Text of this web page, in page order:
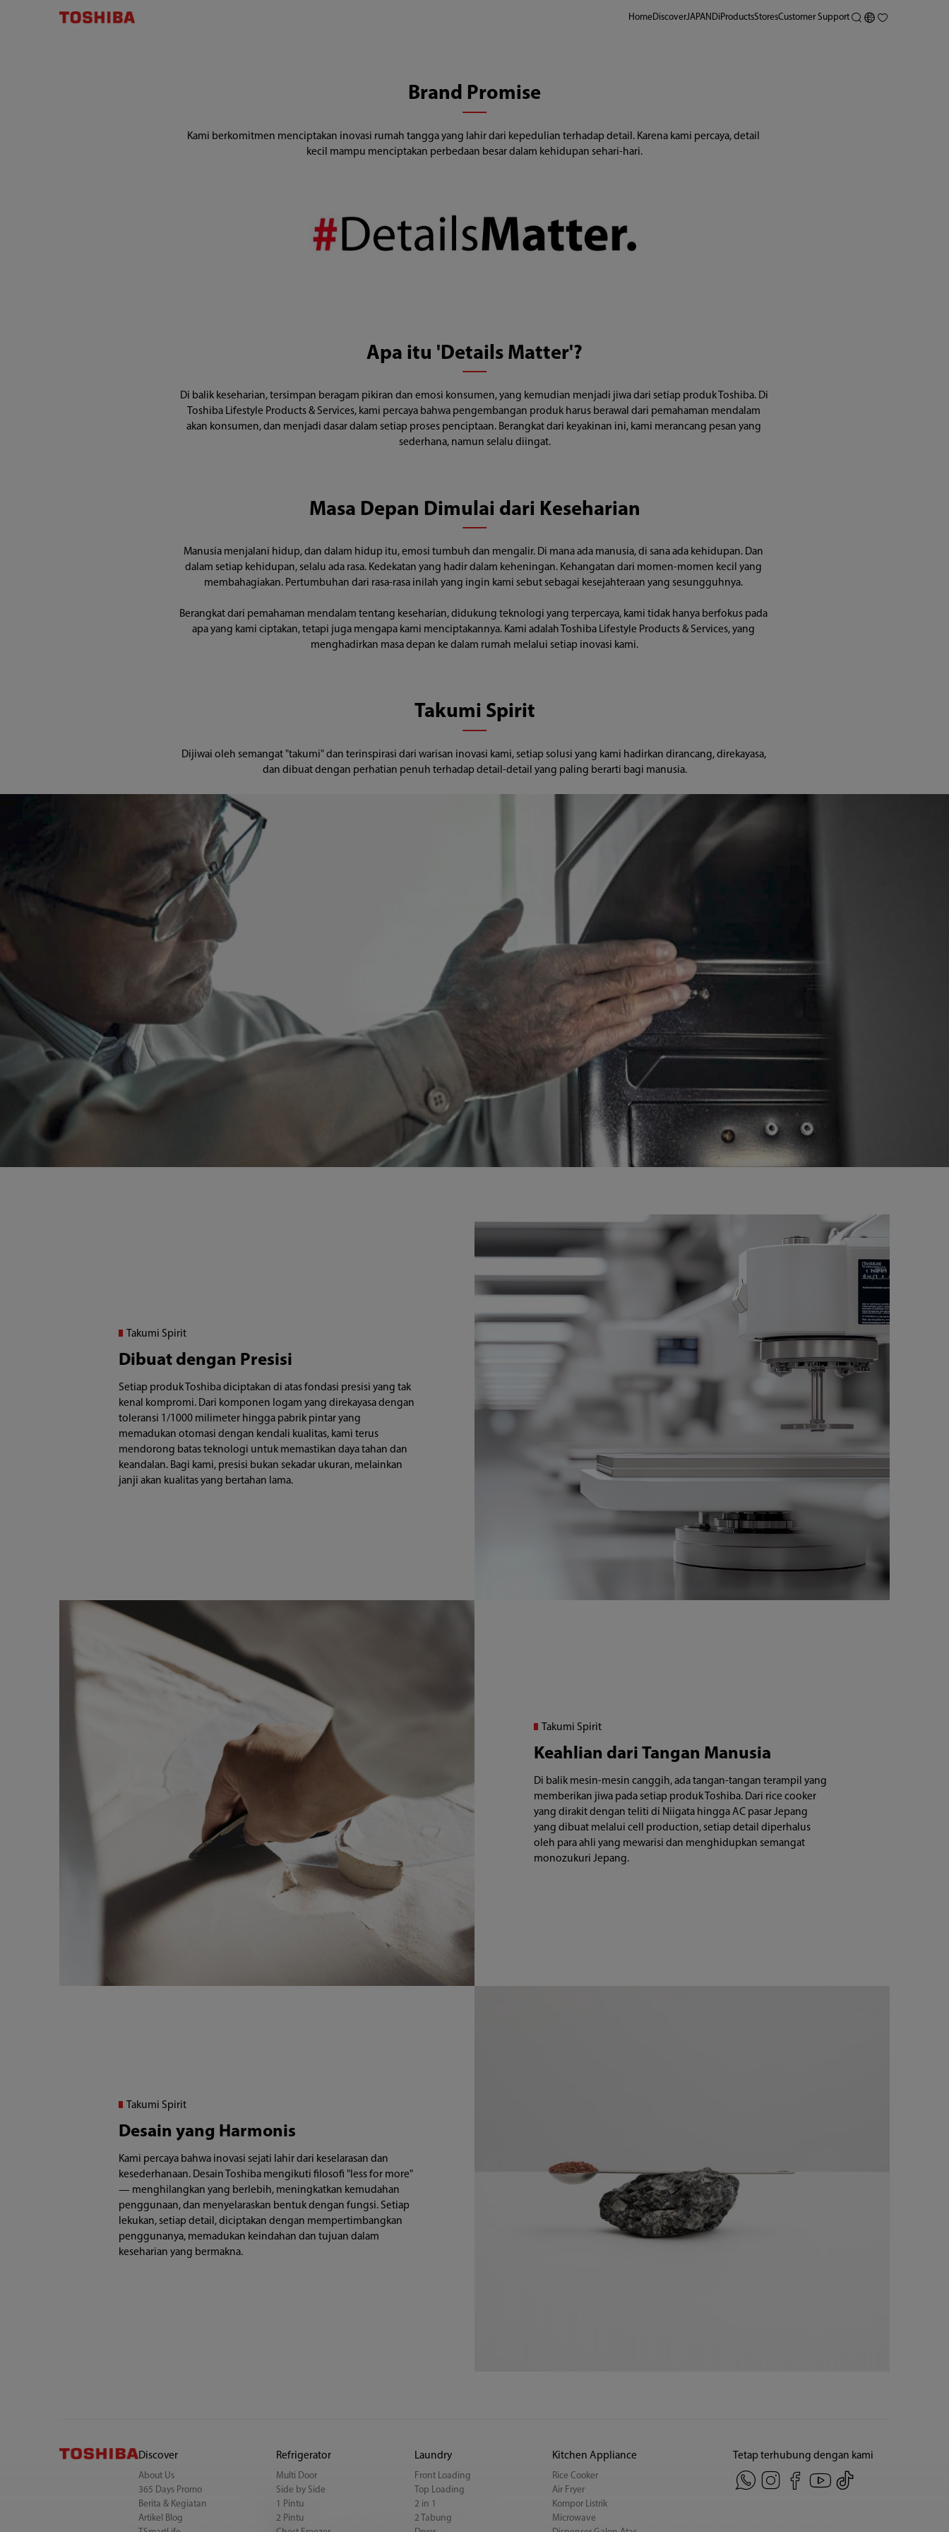
Tentang
HomeDiscoverJAPANDi ProductsStoresCustomer Support
Brand Promise
Kami berkomitmen menciptakan inovasi rumah tangga yang lahir dari kepedulian terhadap detail. Karena kami percaya, detail
kecil mampu menciptakan perbedaan besar dalam kehidupan sehari-hari.
Apa itu 'Details Matter'?
Di balik keseharian, tersimpan beragam pikiran dan emosi konsumen, yang kemudian menjadi jiwa dari setiap produk Toshiba. Di
Toshiba Lifestyle Products & Services, kami percaya bahwa pengembangan produk harus berawal dari pemahaman mendalam
akan konsumen, dan menjadi dasar dalam setiap proses penciptaan. Berangkat dari keyakinan ini, kami merancang pesan yang
sederhana, namun selalu diingat.
Masa Depan Dimulai dari Keseharian
Manusia menjalani hidup, dan dalam hidup itu, emosi tumbuh dan mengalir. Di mana ada manusia, di sana ada kehidupan. Dan
dalam setiap kehidupan, selalu ada rasa. Kedekatan yang hadir dalam keheningan. Kehangatan dari momen-momen kecil yang
membahagiakan. Pertumbuhan dari rasa-rasa inilah yang ingin kami sebut sebagai kesejahteraan yang sesungguhnya.
Berangkat dari pemahaman mendalam tentang keseharian, didukung teknologi yang terpercaya, kami tidak hanya berfokus pada
apa yang kami ciptakan, tetapi juga mengapa kami menciptakannya. Kami adalah Toshiba Lifestyle Products & Services, yang
menghadirkan masa depan ke dalam rumah melalui setiap inovasi kami.
Takumi Spirit
Dijiwai oleh semangat "takumi" dan terinspirasi dari warisan inovasi kami, setiap solusi yang kami hadirkan dirancang, direkayasa,
dan dibuat dengan perhatian penuh terhadap detail-detail yang paling berarti bagi manusia.
Takumi Spirit
Dibuat dengan Presisi
Setiap produk Toshiba diciptakan di atas fondasi presisi yang tak
kenal kompromi. Dari komponen logam yang direkayasa dengan
toleransi 1/1000 milimeter hingga pabrik pintar yang
memadukan otomasi dengan kendali kualitas, kami terus
mendorong batas teknologi untuk memastikan daya tahan dan
keandalan. Bagi kami, presisi bukan sekadar ukuran, melainkan
janji akan kualitas yang bertahan lama.
Takumi Spirit
Keahlian dari Tangan Manusia
Di balik mesin-mesin canggih, ada tangan-tangan terampil yang
memberikan jiwa pada setiap produk Toshiba. Dari rice cooker
yang dirakit dengan teliti di Niigata hingga AC pasar Jepang
yang dibuat melalui cell production, setiap detail diperhalus
oleh para ahli yang mewarisi dan menghidupkan semangat
monozukuri Jepang.
Takumi Spirit
Desain yang Harmonis
Kami percaya bahwa inovasi sejati lahir dari keselarasan dan
kesederhanaan. Desain Toshiba mengikuti filosofi "less for more"
— menghilangkan yang berlebih, meningkatkan kemudahan
penggunaan, dan menyelaraskan bentuk dengan fungsi. Setiap
lekukan, setiap detail, diciptakan dengan mempertimbangkan
penggunanya, memadukan keindahan dan tujuan dalam
keseharian yang bermakna.
Discover
About Us
365 Days Promo
Berita & Kegiatan
Artikel Blog
Refrigerator
Multi Door
Side by Side
1 Pintu
2 Pintu
Laundry
Front Loading
Top Loading
2 in 1
2 Tabung
Kitchen Appliance
Rice Cooker
Air Fryer
Kompor Listrik
Microwave
Tetap terhubung dengan kami